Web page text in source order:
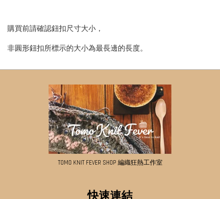
購買前請確認鈕扣尺寸大小，
非圓形鈕扣所標示的大小為最長邊的長度。
TOMO KNIT FEVER SHOP 編織狂熱工作室